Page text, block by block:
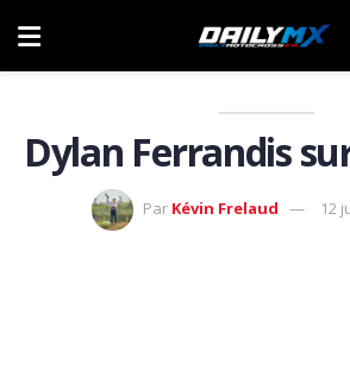
Dylan Ferrandis
Par Kévin Frelaud 12